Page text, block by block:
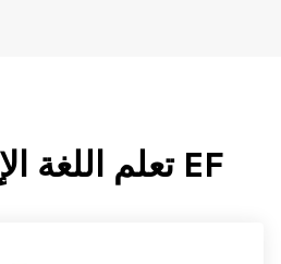
EF تعلم اللغة الإنجليزية مع